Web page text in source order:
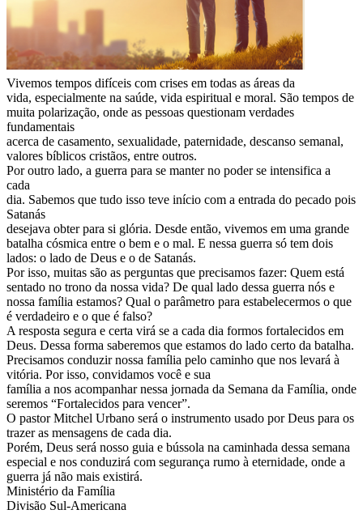
Vivemos tempos difíceis com crises em todas as áreas da
vida, especialmente na saúde, vida espiritual e moral. São tempos de
muita polarização, onde as pessoas questionam verdades
fundamentais
acerca de casamento, sexualidade, paternidade, descanso semanal,
valores bíblicos cristãos, entre outros.
Por outro lado, a guerra para se manter no poder se intensifica a
cada
dia. Sabemos que tudo isso teve início com a entrada do pecado pois
Satanás
desejava obter para si glória. Desde então, vivemos em uma grande
batalha cósmica entre o bem e o mal. E nessa guerra só tem dois
lados: o lado de Deus e o de Satanás.
Por isso, muitas são as perguntas que precisamos fazer: Quem está
sentado no trono da nossa vida? De qual lado dessa guerra nós e
nossa família estamos? Qual o parâmetro para estabelecermos o que
é verdadeiro e o que é falso?
A resposta segura e certa virá se a cada dia formos fortalecidos em
Deus. Dessa forma saberemos que estamos do lado certo da batalha.
Precisamos conduzir nossa família pelo caminho que nos levará à
vitória. Por isso, convidamos você e sua
família a nos acompanhar nessa jornada da Semana da Família, onde
seremos “Fortalecidos para vencer”.
O pastor Mitchel Urbano será o instrumento usado por Deus para os
trazer as mensagens de cada dia.
Porém, Deus será nosso guia e bússola na caminhada dessa semana
especial e nos conduzirá com segurança rumo à eternidade, onde a
guerra já não mais existirá.
Ministério da Família
Divisão Sul-Americana